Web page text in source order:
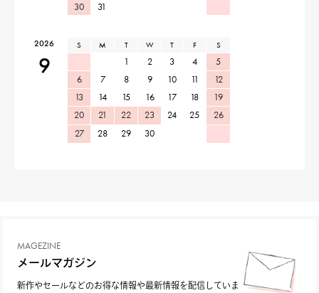
30
31
2026
9
S M T W T F S
1 2 3 4
5
6
7 8 9 10 11
12
13
14 15 16 17 18
19
20
21 22 23 24 25
26
27
28 29 30
MAGEZINE
メールマガジン
新作やセールなどのお得な情報や最新情報を配信していま